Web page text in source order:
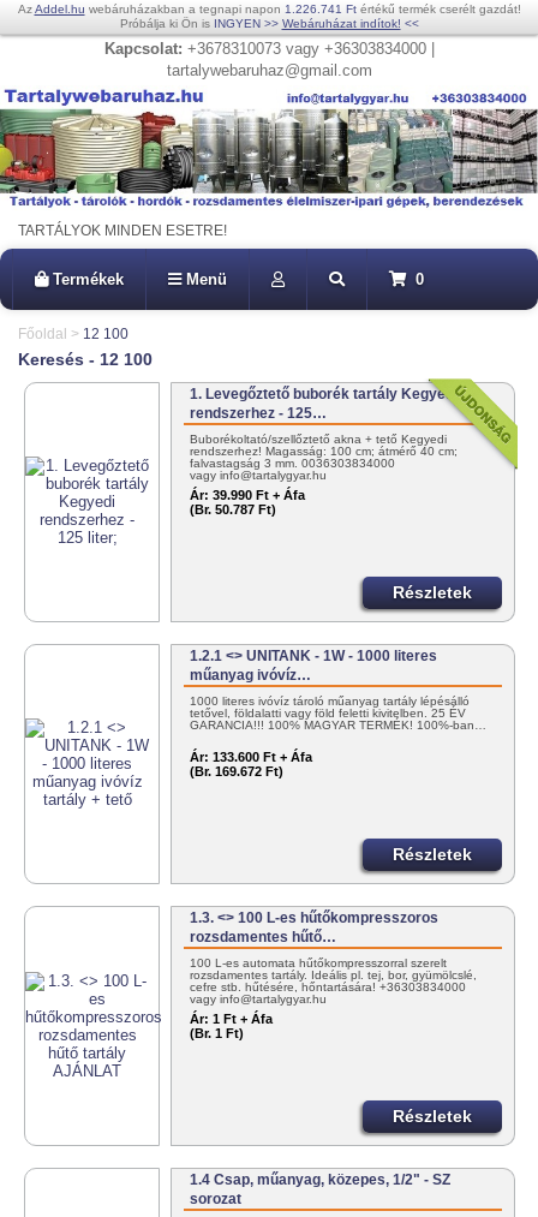
AzAddel.hu webáruházakban a tegnapi napon 1.226.741 Ftértékű termék cserélt gazdát!
Próbálja ki Ön is INGYEN >> Webáruházat indítok! <<
Kapcsolat: +3678310073 vagy +36303834000 |
tartalywebaruhaz@gmail.com
TARTÁLYOK MINDEN ESETRE!
Termékek Menü 0
Főoldal > 12 100
Keresés - 12 100
1. Levegőztető buborék tartály Kegyedi
rendszerhez - 125…
Buborékoltató/szellőztető akna + tető Kegyedi
rendszerhez! Magasság: 100 cm; átmérő 40 cm;
falvastagság 3 mm. 0036303834000
vagy info@tartalygyar.hu
Ár: 39.990 Ft + Áfa
(Br. 50.787 Ft)
Részletek
1.2.1 <> UNITANK - 1W - 1000 literes
műanyag ivóvíz…
1000 literes ivóvíz tároló műanyag tartály lépésálló
tetővel, földalatti vagy föld feletti kivitelben. 25 ÉV
GARANCIA!!! 100% MAGYAR TERMÉK! 100%-ban…
Ár: 133.600 Ft + Áfa
(Br. 169.672 Ft)
Részletek
1.3. <> 100 L-es hűtőkompresszoros
rozsdamentes hűtő…
100 L-es automata hűtőkompresszorral szerelt
rozsdamentes tartály. Ideális pl. tej, bor, gyümölcslé,
cefre stb. hűtésére, hőntartására! +36303834000
vagy info@tartalygyar.hu
Ár: 1 Ft + Áfa
(Br. 1 Ft)
Részletek
1.4 Csap, műanyag, közepes, 1/2" - SZ
sorozat